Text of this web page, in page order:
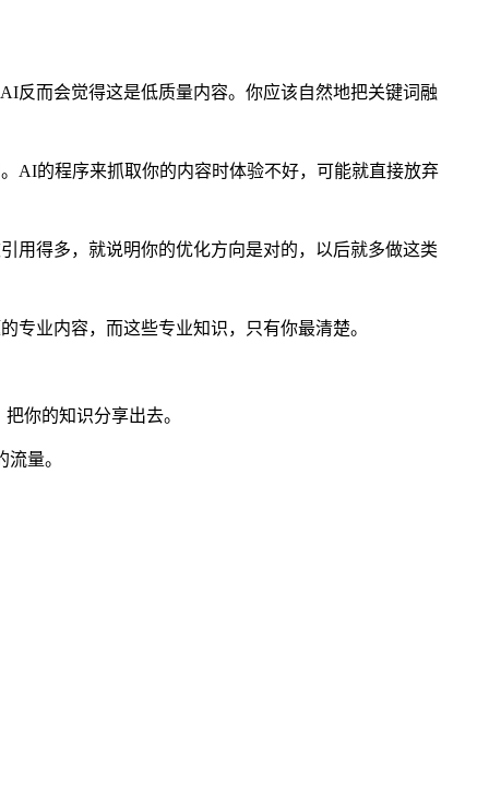
反而会觉得这是低质量内容。你应该自然地把关键词融
AI的程序来抓取你的内容时体验不好，可能就直接放弃
用得多，就说明你的优化方向是对的，以后就多做这类
业内容，而这些专业知识，只有你最清楚。
你的知识分享出去。
量。